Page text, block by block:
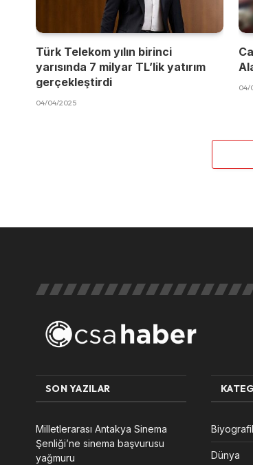
Türk Telekom yılın birinci
yarısında 7 milyar TL’lik yatırım
gerçekleştirdi
04/04/2025
04/
SON YAZILAR
Milletlerarası Antakya Sinema
Şenliği’ne sinema başvurusu
yağmuru
Dünya